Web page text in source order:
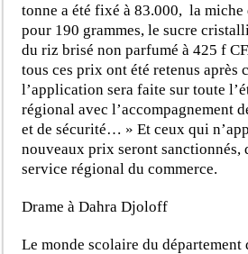
tonne a été fixé à 83.000, la miche
pour 190 grammes, le sucre
du riz brisé non parfumé à 425 f
tous ces prix ont été retenus après
l’application sera faite sur toute
régional avec l’accompagnement
et de sécurité… » Et ceux qui
nouveaux prix seront sanctionnés,
service régional du commerce.
Drame à Dahra Djoloff
Le monde scolaire du département